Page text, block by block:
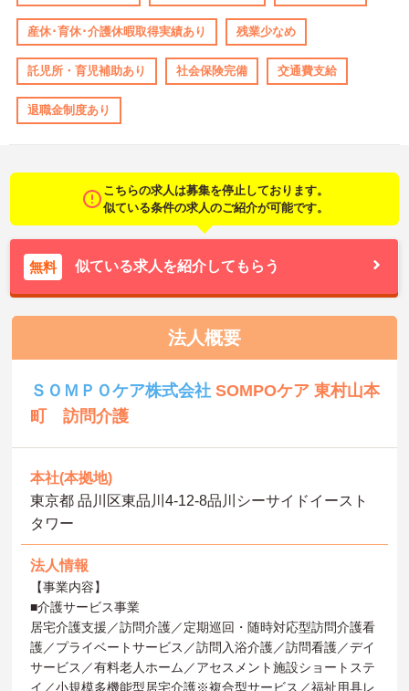
産休･育休･介護休暇取得実績あり 残業少なめ
託児所・育児補助あり 社会保険完備 交通費支給
退職金制度あり
こちらの求人は募集を停止しております。
似ている条件の求人のご紹介が可能です。
無料 似ている求人を紹介してもらう
法人概要
ＳＯＭＰＯケア株式会社SOMPOケア 東村山本
町 訪問介護
本社(本拠地)
東京都 品川区東品川4-12-8品川シーサイドイースト
タワー
法人情報
【事業内容】
■介護サービス事業
居宅介護支援／訪問介護／定期巡回・随時対応型訪問介護看
護／プライベートサービス／訪問入浴介護／訪問看護／デイ
サービス／有料老人ホーム／アセスメント施設ショートステ
イ／小規模多機能型居宅介護※複合型サービス／福祉用具レ